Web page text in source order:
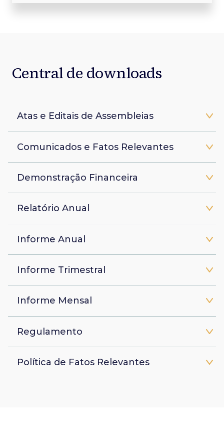
Central de downloads
Atas e Editais de Assembleias
Comunicados e Fatos Relevantes
Demonstração Financeira
Relatório Anual
Informe Anual
Informe Trimestral
Informe Mensal
Regulamento
Política de Fatos Relevantes